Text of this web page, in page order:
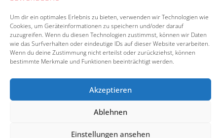
Um dir ein optimales Erlebnis zu bieten, verwenden wir Technologien wie
Cookies, um Geräteinformationen zu speichern und/oder darauf
zuzugreifen. Wenn du diesen Technologien zustimmst, können wir Daten
wie das Surfverhalten oder eindeutige IDs auf dieser Website verarbeiten.
Wenn du deine Zustimmung nicht erteilst oder zurückziehst, können
bestimmte Merkmale und Funktionen beeinträchtigt werden.
Akzeptieren
Ablehnen
Einstellungen ansehen
denken, fair handeln. Alle Rechte vorbehalten.
RONGE Gewerbebau|RONGE Fassadenbau|RONGE
Fassadentechnik|RONGE Karriere
1) Aus Gründen der besseren Lesbarkeit wird auf dieser Website bei
männliche Form verwendet. Entsprechende Begriffe gelten im Sinne
der Gleichbehandlung grundsätzlich für alle Geschlechter (m/w/d). Die
verkürzte Sprachform hat nur redaktionelle Gründe und beinhaltet
2) This site is not a part of the Facebook website or Facebook Inc.